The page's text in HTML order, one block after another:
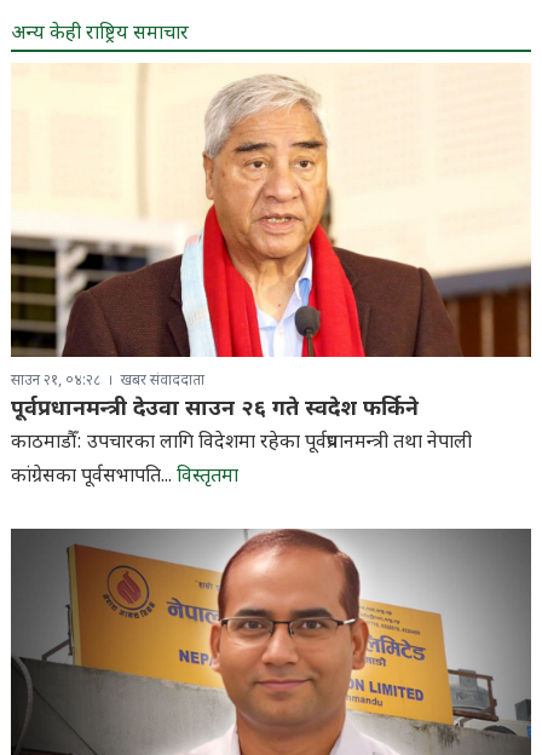
अन्य केही राष्ट्रिय समाचार
साउन २१, ०४:२८ खबर संवाददाता
पूर्वप्रधानमन्त्री देउवा साउन २६ गते स्वदेश फर्किने
काठमाडौँ: उपचारका लागि विदेशमा रहेका पूर्वप्रधानमन्त्री तथा नेपाली
कांग्रेसका पूर्वसभापति... विस्तृतमा